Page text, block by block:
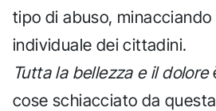
tipo di abuso, minacciando
individuale dei cittadini.
Tutta la bellezza e il dolore
cose schiacciato da